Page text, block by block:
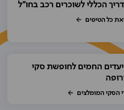
הכללי לשוכרים רכב בחו"ל
כל הטיפים
היעדים החמים לחופשת סקי
הסקי המומלצים